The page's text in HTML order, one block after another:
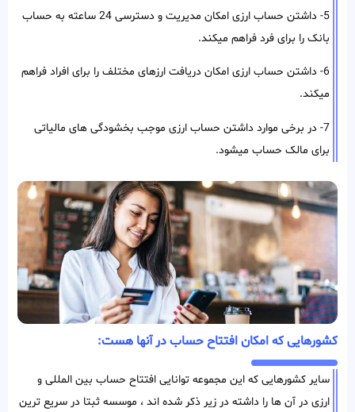
5- داشتن حساب ارزی امکان مدیریت و دسترسی 24 ساعته به حساب
بانک را برای فرد فراهم میکند.
6- داشتن حساب ارزی امکان دریافت ارزهای مختلف را برای افراد فراهم
میکند.
7- در برخی موارد داشتن حساب ارزی موجب بخشودگی های مالیاتی
برای مالک حساب میشود.
کشورهایی که امکان افتتاح حساب در آنها هست:
سایر کشورهایی که این مجموعه توانایی افتتاح حساب بین المللی و
ارزی در آن ها را داشته در زیر ذکر شده اند ، موسسه ثبتا در سریع ترین